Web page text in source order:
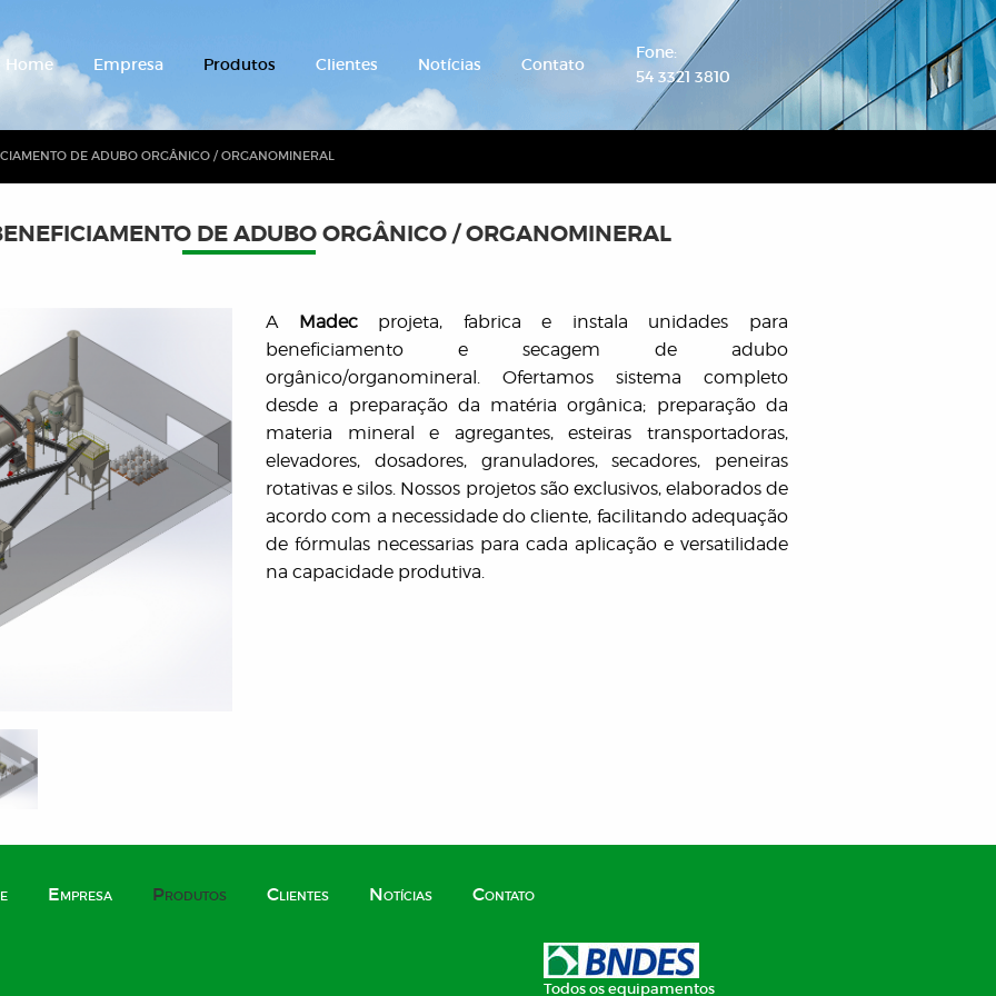
Home Empresa Produtos Clientes Notícias Contato
Fone:
54 3321 3810
DE ADUBO ORGÂNICO / ORGANOMINERAL
DE ADUBO ORGÂNICO / ORGANOMINERAL
A Madecprojeta, fabrica e instala unidades para
beneficiamento e secagem de adubo
orgânico/organomineral. Ofertamos sistema completo
desde a preparação da matéria orgânica; preparação da
materia mineral e agregantes, esteiras transportadoras,
elevadores, dosadores, granuladores, secadores, peneiras
rotativas e silos. Nossos projetos são exclusivos, elaborados de
acordo com a necessidade do cliente, facilitando adequação
de fórmulas necessarias para cada aplicação e versatilidade
na capacidade produtiva.
Empresa Produtos Clientes Notícias Contato
Todos os equipamentos